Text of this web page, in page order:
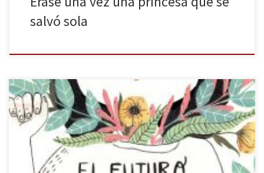
salvó sola
Nube de tinta publica El futuro es femenino, un volumen de
relatos de Sara Cano, dedicados a este género: «Para nosotras,
para las que vendrán y para las que ya no están». Estas narraciones
se nutren de la vida diaria y, por ello, muchas de nosotras nos